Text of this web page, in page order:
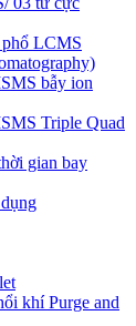
LCMS
bẫy ion
Triple Quad
gian bay
khí Purge and